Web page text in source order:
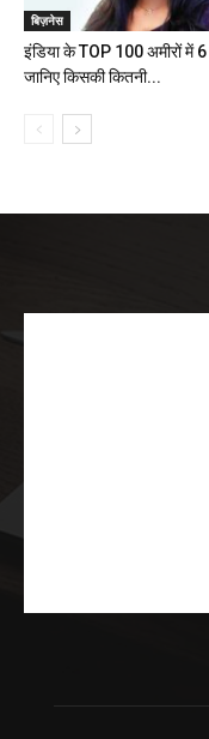
बिज़नेस
इंडिया के TOP 100 अमीरों में 6
जानिए किसकी कितनी...